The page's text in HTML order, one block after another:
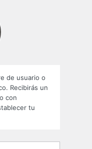
de usuario o
Recibirás un
con
tu